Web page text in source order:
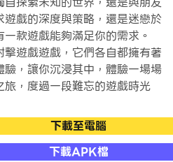
戲的深度與策略，還是迷戀於
款遊戲能夠滿足你的需求。
遊戲遊戲，它們各自都擁有著
，讓你沉浸其中，體驗一場場
，度過一段難忘的遊戲時光
下載至電腦
下載APK檔